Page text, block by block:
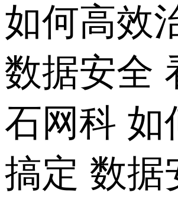
如何高效
数据安全
石网科 如
搞定 数据